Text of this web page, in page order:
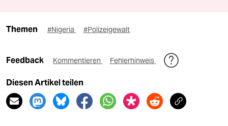
Themen #Nigeria #Polizeigewalt
Feedback Kommentieren Fehlerhinweis
Diesen Artikel teilen